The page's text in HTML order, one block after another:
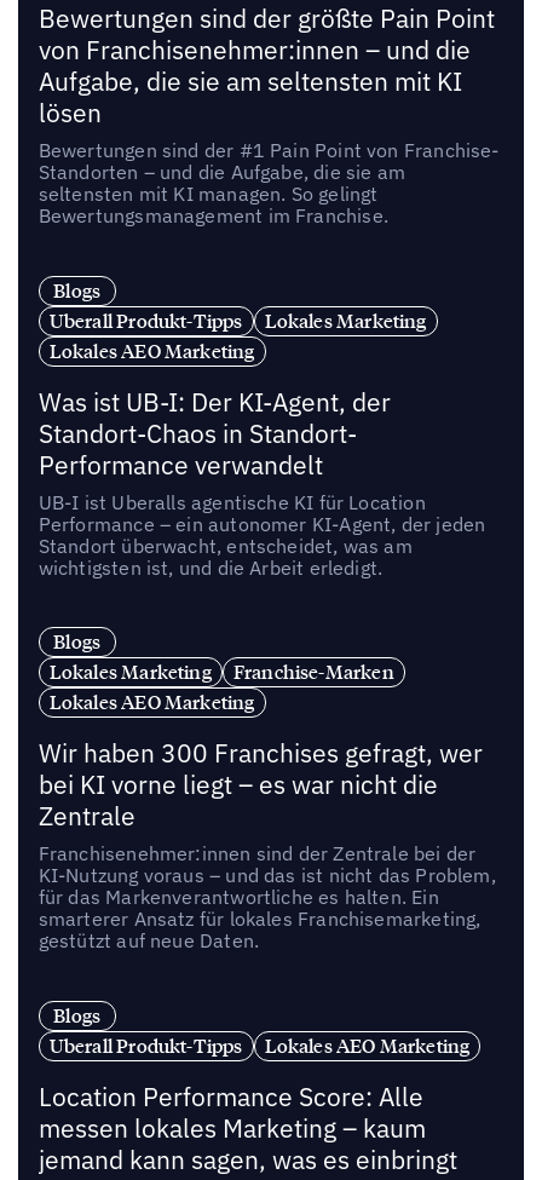
Bewertungen sind der größte Pain Point
von Franchisenehmer:innen – und die
Aufgabe, die sie am seltensten mit KI
lösen
Bewertungen sind der #1 Pain Point von Franchise-
Standorten – und die Aufgabe, die sie am
seltensten mit KI managen. So gelingt
Bewertungsmanagement im Franchise.
Blogs
Uberall Produkt-Tipps
Lokales Marketing
Lokales AEO Marketing
Was ist UB-I: Der KI-Agent, der
Standort-Chaos in Standort-
Performance verwandelt
UB-I ist Uberalls agentische KI für Location
Performance – ein autonomer KI-Agent, der jeden
Standort überwacht, entscheidet, was am
wichtigsten ist, und die Arbeit erledigt.
Blogs
Lokales Marketing
Franchise-Marken
Lokales AEO Marketing
Wir haben 300 Franchises gefragt, wer
bei KI vorne liegt – es war nicht die
Zentrale
Franchisenehmer:innen sind der Zentrale bei der
KI-Nutzung voraus – und das ist nicht das Problem,
für das Markenverantwortliche es halten. Ein
smarterer Ansatz für lokales Franchisemarketing,
gestützt auf neue Daten.
Blogs
Uberall Produkt-Tipps
Lokales AEO Marketing
Location Performance Score: Alle
messen lokales Marketing – kaum
jemand kann sagen, was es einbringt